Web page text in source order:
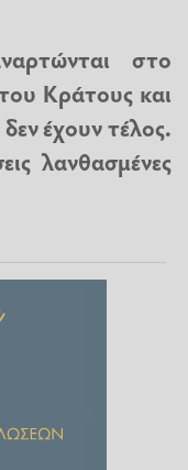
στο
Κράτους και
έχουν τέλος.
λανθασμένες